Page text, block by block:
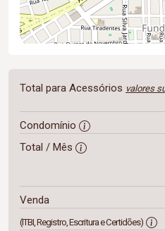
Total para Acessórios valores
Condomínio
Total / Mês
Venda
(ITBI, Registro, Escritura e Certidões)